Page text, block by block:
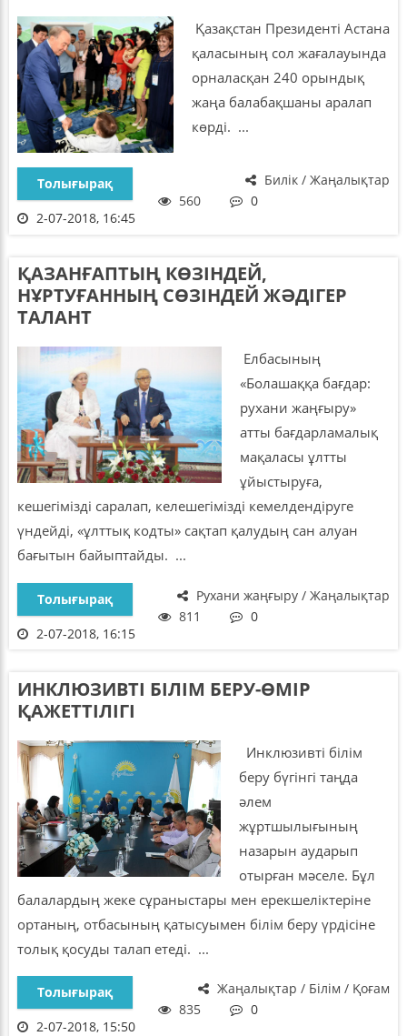
Қазақстан Президенті Астана
қаласының сол жағалауында
орналасқан 240 орындық
жаңа балабақшаны аралап
көрді. ...
Билік / Жаңалықтар
Толығырақ
560
0
2-07-2018, 16:45
ҚАЗАНҒАПТЫҢ КӨЗІНДЕЙ,
НҰРТУҒАННЫҢ СӨЗІНДЕЙ ЖӘДІГЕР
ТАЛАНТ
Елбасының
«Болашаққа бағдар:
рухани жаңғыру»
атты бағдарламалық
мақаласы ұлтты
ұйыстыруға,
кешегімізді саралап, келешегімізді кемелдендіруге
үндейді, «ұлттық кодты» сақтап қалудың сан алуан
бағытын байыптайды. ...
Рухани жаңғыру / Жаңалықтар
Толығырақ
811
0
2-07-2018, 16:15
ИНКЛЮЗИВТІ БІЛІМ БЕРУ-ӨМІР
ҚАЖЕТТІЛІГІ
Инклюзивті білім
беру бүгінгі таңда
әлем
жұртшылығының
назарын аударып
отырған мәселе. Бұл
балалардың жеке сұраныстары мен ерекшеліктеріне
ортаның, отбасының қатысуымен білім беру үрдісіне
толық қосуды талап етеді. ...
Жаңалықтар / Білім / Қоғам
Толығырақ
835
0
2-07-2018, 15:50